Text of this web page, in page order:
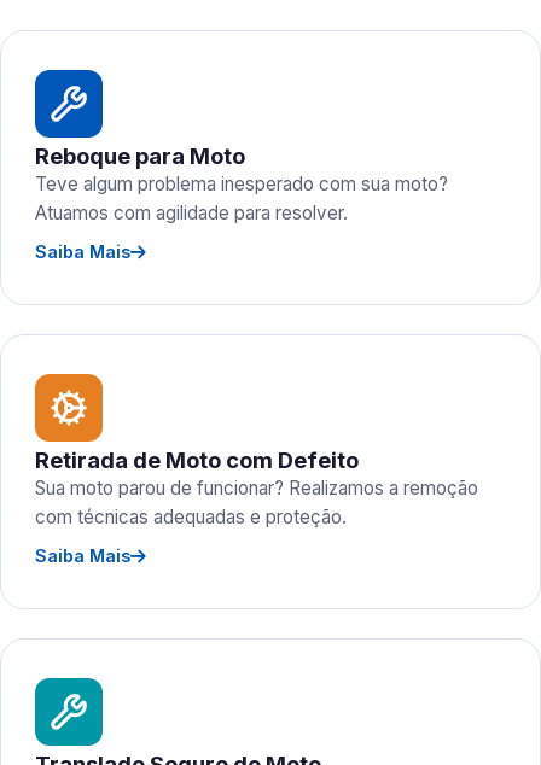
Reboque para Moto
Teve algum problema inesperado com sua moto?
Atuamos com agilidade para resolver.
Saiba Mais
Retirada de Moto com Defeito
Sua moto parou de funcionar? Realizamos a remoção
com técnicas adequadas e proteção.
Saiba Mais